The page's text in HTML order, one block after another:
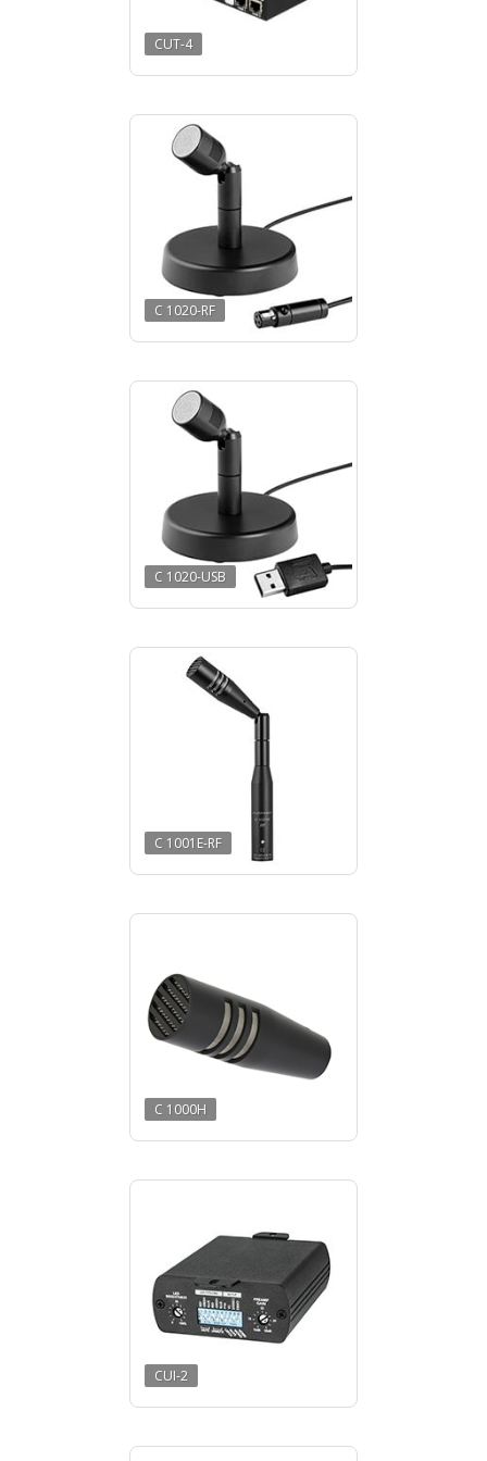
CUT-4
C 1020-RF
C 1020-USB
C 1001E-RF
C 1000H
CUI-2